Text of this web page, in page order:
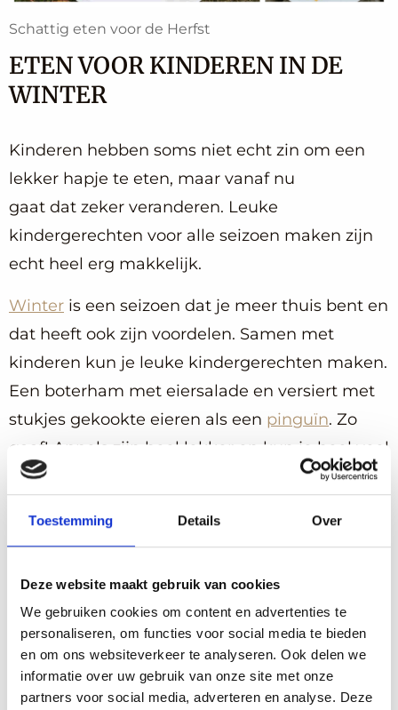
Toestemming Details Over
Deze website maakt gebruik van cookies
We gebruiken cookies om content en advertenties te
personaliseren, om functies voor social media te bieden
en om ons websiteverkeer te analyseren. Ook delen we
informatie over uw gebruik van onze site met onze
partners voor social media, adverteren en analyse. Deze
Schattig eten voor de Herfst
ETEN VOOR KINDEREN IN DE
WINTER
Kinderen hebben soms niet echt zin om een
lekker hapje te eten, maar vanaf nu
gaat dat zeker veranderen. Leuke
kindergerechten voor alle seizoen maken zijn
echt heel erg makkelijk.
Winter is een seizoen dat je meer thuis bent en
dat heeft ook zijn voordelen. Samen met
kinderen kun je leuke kindergerechten maken.
Een boterham met eiersalade en versiert met
stukjes gekookte eieren als een pinguïn. Zo
gaaf! Appels zijn heel lekker en kun je heel veel
mee doen zoals dit lieve paard.